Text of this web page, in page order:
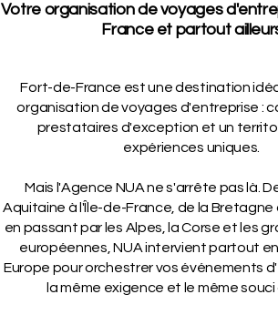
Votre organisation de voyages
France et partout
Fort-de-France est une destination
organisation de voyages d'entreprise :
prestataires d'exception et un
expériences uniques.
Mais l'Agence NUA ne s'arrête pas là.
Aquitaine à l'Île-de-France, de la Bretagne
en passant par les Alpes, la Corse et les
européennes, NUA intervient partout
Europe pour orchestrer vos événements
la même exigence et le même souci